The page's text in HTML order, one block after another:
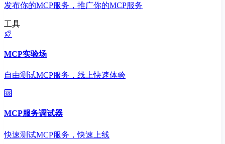
发布你的MCP服务，推广你的MCP服务
工具
MCP实验场
自由测试MCP服务，线上快速体验
MCP服务调试器
快速测试MCP服务，快速上线